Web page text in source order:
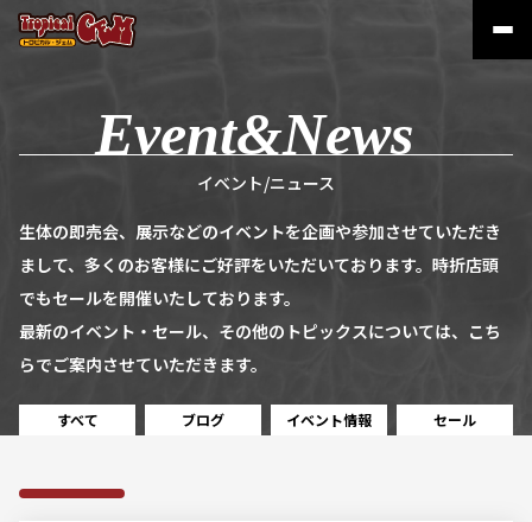
イベント/ニュース
生体の即売会、展示などのイベントを企画や参加させていただき
まして、多くのお客様にご好評をいただいております。時折店頭
でもセールを開催いたしております。
最新のイベント・セール、その他のトピックスについては、こち
らでご案内させていただきます。
すべて ブログ イベント情報 セール